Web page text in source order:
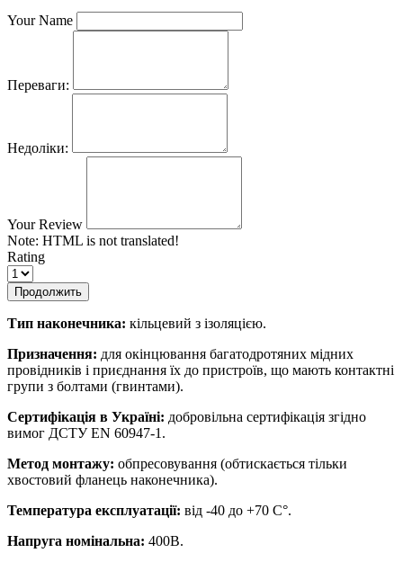
Your Name
Переваги:
Недоліки:
Your Review
Note: HTML is not translated!
Rating
Продолжить
Тип наконечника: кільцевий з ізоляцією.
Призначення: для окінцювання багатодротяних мідних
провідників і приєднання їх до пристроїв, що мають контактні
групи з болтами (гвинтами).
Сертифікація в Україні: добровільна сертифікація згідно
вимог ДСТУ EN 60947-1.
Метод монтажу: обпресовування (обтискається тільки
хвостовий фланець наконечника).
Температура експлуатації: від -40 до +70 С°.
Напруга номінальна: 400В.